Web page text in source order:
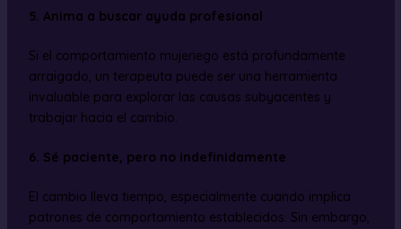
5. Anima a buscar ayuda profesional
Si el comportamiento mujeriego está profundamente
arraigado, un terapeuta puede ser una herramienta
invaluable para explorar las causas subyacentes y
trabajar hacia el cambio.
6. Sé paciente, pero no indefinidamente
El cambio lleva tiempo, especialmente cuando implica
patrones de comportamiento establecidos. Sin embargo,